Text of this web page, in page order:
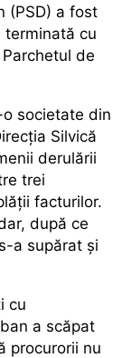
(PSD) a fost
cu
de
societate din
Silvică
derulării
trei
facturilor.
după ce
a supărat și
cu
a scăpat
procurorii nu